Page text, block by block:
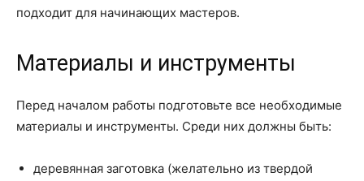
подходит для начинающих мастеров.
Материалы и инструменты
Перед началом работы подготовьте все необходимые
материалы и инструменты. Среди них должны быть:
деревянная заготовка (желательно из твердой